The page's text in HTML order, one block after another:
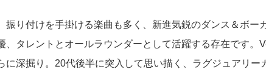
振り付けを手掛ける楽曲も多く、新進気鋭のダンス＆ボ
、タレントとオールラウンダーとして活躍する存在です
に深掘り。20代後半に突入して思い描く、ラグジュアリー